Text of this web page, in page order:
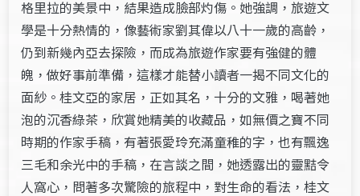
格里拉的美景中，結果造成臉部灼傷。她強調，旅遊文
學是十分熱情的，像藝術家劉其偉以八十一歲的高齡，
仍到新幾內亞去探險，而成為旅遊作家要有強健的體
魄，做好事前準備，這樣才能替小讀者一揭不同文化的
面紗。桂文亞的家居，正如其名，十分的文雅，喝著她
泡的沉香綠茶，欣賞她精美的收藏品，如無價之寶不同
時期的作家手稿，有著張愛玲充滿童稚的字，也有飄逸
三毛和余光中的手稿，在言談之間，她透露出的靈黠令
人窩心，問著多次驚險的旅程中，對生命的看法，桂文